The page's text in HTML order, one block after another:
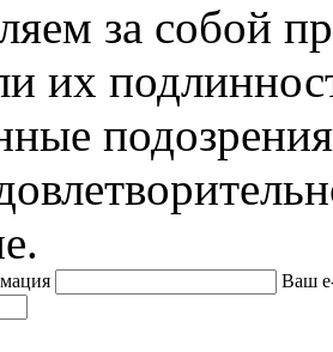
за собой
их
Ваш